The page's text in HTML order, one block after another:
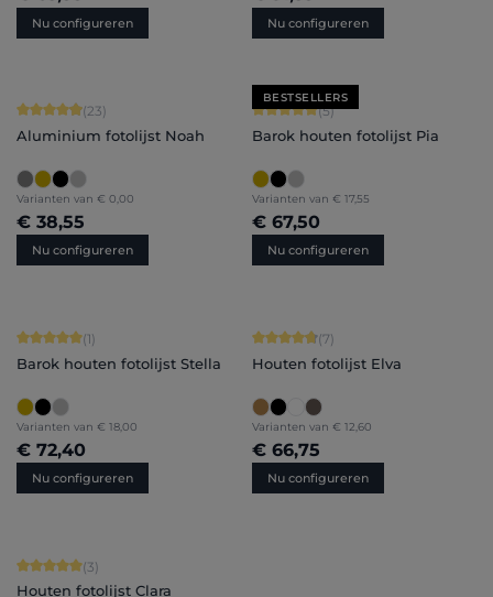
Nu configureren Nu configureren
Gemiddelde waardering van 4.91 van 5 sterren
(23)
Aluminium fotolijst Noah
Varianten van € 0,00
€ 38,55
Nu configureren
BESTSELLERS
Gemiddelde waardering van 5 van 5
(5)
Barok houten fotolijst Pia
Varianten van € 17,55
€ 67,50
Nu configureren
Gemiddelde waardering van 5 van 5 sterren
(1)
Barok houten fotolijst Stella
Varianten van € 18,00
€ 72,40
Nu configureren
Gemiddelde waardering van 4.86
(7)
Houten fotolijst Elva
Varianten van € 12,60
€ 66,75
Nu configureren
Gemiddelde waardering van 5 van 5 sterren
(3)
Houten fotolijst Clara